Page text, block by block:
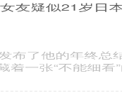
美关系有诚意但讲原